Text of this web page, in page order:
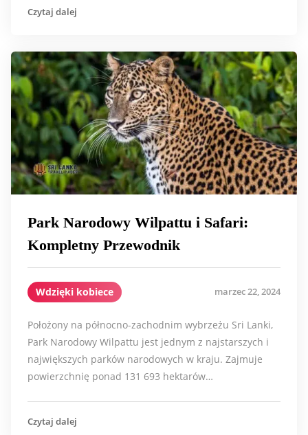
Czytaj dalej
Park Narodowy Wilpattu i Safari:
Kompletny Przewodnik
Wdzięki kobiece marzec 22, 2024
Położony na północno-zachodnim wybrzeżu Sri Lanki,
Park Narodowy Wilpattu jest jednym z najstarszych i
największych parków narodowych w kraju. Zajmuje
powierzchnię ponad 131 693 hektarów…
Czytaj dalej